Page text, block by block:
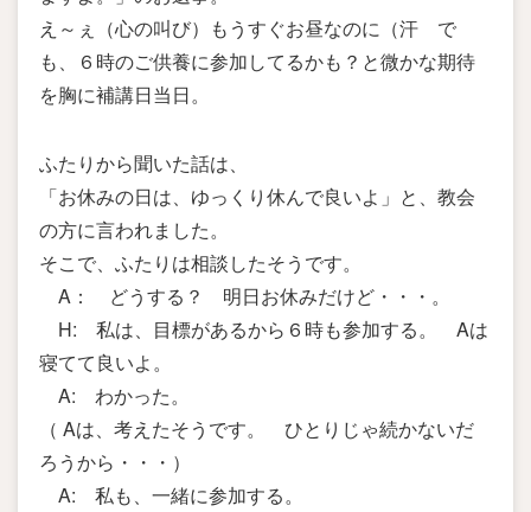
え～ぇ（心の叫び）もうすぐお昼なのに（汗 で
も、６時のご供養に参加してるかも？と微かな期待
を胸に補講日当日。
ふたりから聞いた話は、
「お休みの日は、ゆっくり休んで良いよ」と、教会
の方に言われました。
そこで、ふたりは相談したそうです。
A： どうする？ 明日お休みだけど・・・。
H: 私は、目標があるから６時も参加する。 Aは
寝てて良いよ。
A: わかった。
（ Aは、考えたそうです。 ひとりじゃ続かないだ
ろうから・・・）
A: 私も、一緒に参加する。